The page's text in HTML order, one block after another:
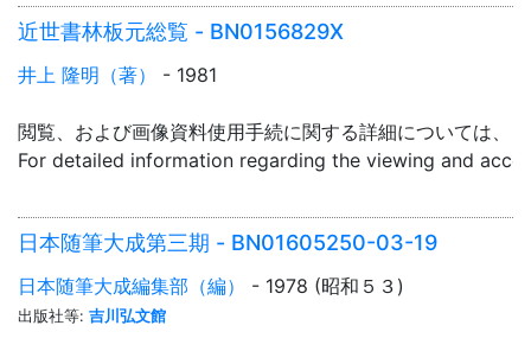
近世書林板元総覧 - BN0156829X
井上 隆明（著） - 1981
閲覧、および画像資料使用手続に関する詳細については、「
For detailed information regarding the viewing and
日本随筆大成第三期 - BN01605250-03-19
日本随筆大成編集部（編） - 1978 (昭和５３)
出版社等: 吉川弘文館